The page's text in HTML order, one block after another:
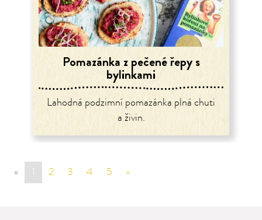
Pomazánka z pečené řepy s
bylinkami
Lahodná podzimní pomazánka plná chuti
a živin.
« sr.page.previous
1 2 3 4 5 »